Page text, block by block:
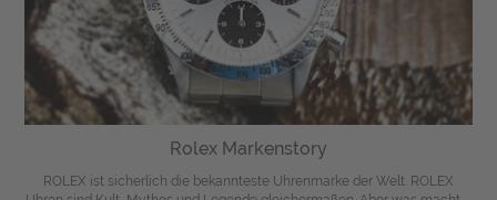
Rolex Markenstory
ROLEX ist sicherlich die bekannteste Uhrenmarke der Welt. ROLEX